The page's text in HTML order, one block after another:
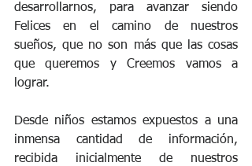
desarrollarnos, para avanzar siendo
Felices en el camino de nuestros
sueños, que no son más que las cosas
que queremos y Creemos vamos a
lograr.
Desde niños estamos expuestos a una
inmensa cantidad de información,
recibida inicialmente de nuestros